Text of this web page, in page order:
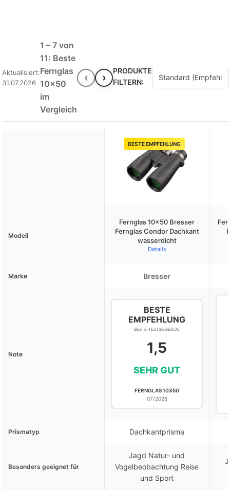
Aktualisiert:
31.07.2026
1 – 7 von
11: Beste
Fernglas
10x50
im
Vergleich
‹ ›
PRODUKTE
FILTERN:
BESTE EMPFEHLUNG
Modell
Fernglas 10×50 Bresser
Fernglas Condor Dachkant
wasserdicht
Details
Marke Bresser
Note
BESTE
EMPFEHLUNG
BESTE-TESTSIEGER.DE
1,5
SEHR GUT
FERNGLAS 10X50
07/2026
Prismatyp Dachkantprisma
Besonders geeignet für
Jagd Natur- und
Vogelbeobachtung Reise
und Sport